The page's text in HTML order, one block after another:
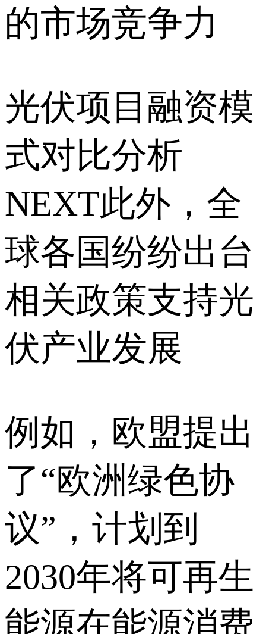
的市场竞争力
光伏项目融资模
式对比分析
NEXT此外，全
球各国纷纷出台
相关政策支持光
伏产业发展
例如，欧盟提出
了“欧洲绿色协
议”，计划到
2030年将可再生
能源在能源消费